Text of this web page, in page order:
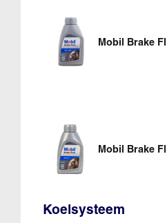
Mobil Brake
Mobil Brake
Koelsysteem